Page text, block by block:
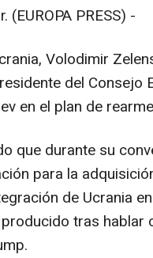
(EUROPA PRESS) -
Volodimir
del Consejo
en el plan de
que durante su
para la
de Ucrania
tras hablar